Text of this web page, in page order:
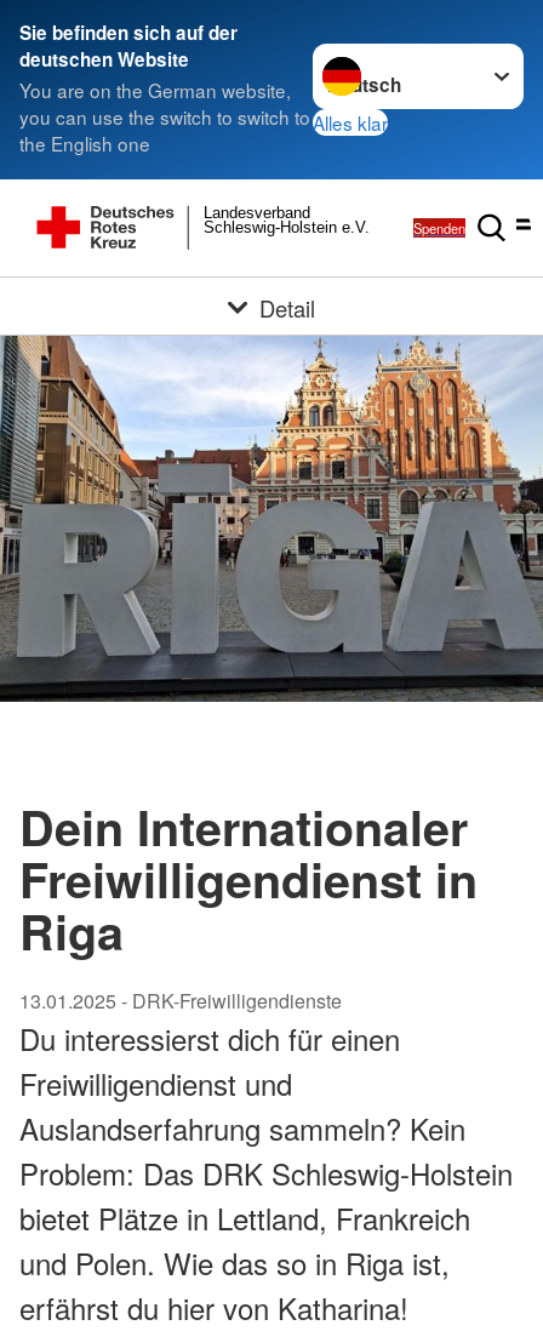
Sie befinden sich auf der
deutschen Website
You are on the German website,
you can use the switch to switch to
the English one
Sprache wechseln zu
Alles klar
Schleswig-Holstein e.V.
Landesverband
Spenden
Detail
Dein Internationaler
Freiwilligendienst in
Riga
13.01.2025 - DRK-Freiwilligendienste
Du interessierst dich für einen
Freiwilligendienst und
Auslandserfahrung sammeln? Kein
Problem: Das DRK Schleswig-Holstein
bietet Plätze in Lettland, Frankreich
und Polen. Wie das so in Riga ist,
erfährst du hier von Katharina!